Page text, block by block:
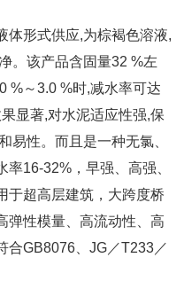
形式供应,为棕褐色溶液,
。该产品含固量32 %左
%～3.0 %时,减水率可达
显著,对水泥适应性强,保
易性。而且是一种无氯、
16-32%，早强、高强、
于超高层建筑，大跨度桥
弹性模量、高流动性、高
合GB8076、JG／T233／